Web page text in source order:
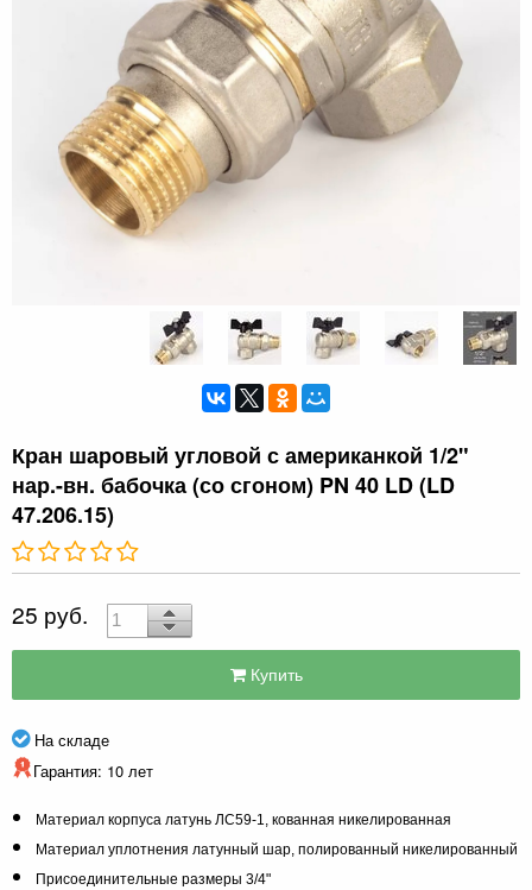
Кран шаровый угловой с американкой 1/2"
нар.-вн. бабочка (со сгоном) PN 40 LD (LD
47.206.15)
25 руб.
Купить
На складе
Гарантия: 10 лет
Материал корпуса латунь ЛС59-1, кованная никелированная
Материал уплотнения латунный шар, полированный никелированный
Присоединительные размеры 3/4"